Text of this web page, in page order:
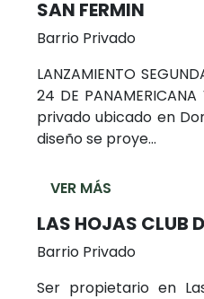
SAN FERMIN
Barrio Privado
LANZAMIENTO
24 DE
privado ubicado en
diseño se proye...
VER MÁS
LAS HOJAS CLUB
Barrio Privado
Ser propietario en